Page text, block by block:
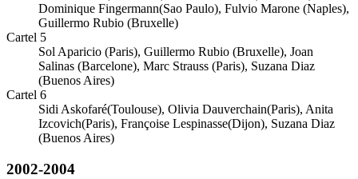
Dominique Fingermann(Sao Paulo), Fulvio Marone (Naples),
Guillermo Rubio (Bruxelle)
Cartel 5
Sol Aparicio (Paris), Guillermo Rubio (Bruxelle), Joan
Salinas (Barcelone), Marc Strauss (Paris), Suzana Diaz
(Buenos Aires)
Cartel 6
Sidi Askofaré(Toulouse), Olivia Dauverchain(Paris), Anita
Izcovich(Paris), Françoise Lespinasse(Dijon), Suzana Diaz
(Buenos Aires)
2002-2004